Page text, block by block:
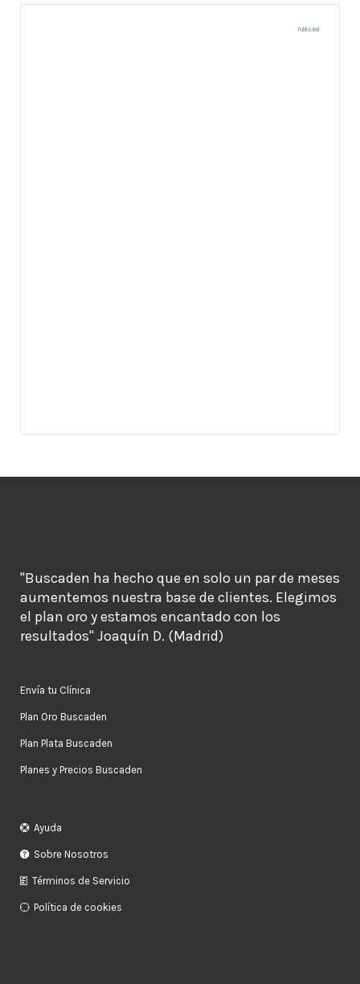
Publicidad
"Buscaden ha hecho que en solo un par de meses
aumentemos nuestra base de clientes. Elegimos
el plan oro y estamos encantado con los
resultados" Joaquín D. (Madrid)
Envía tu Clínica
Plan Oro Buscaden
Plan Plata Buscaden
Planes y Precios Buscaden
Ayuda
Sobre Nosotros
Términos de Servicio
Política de cookies